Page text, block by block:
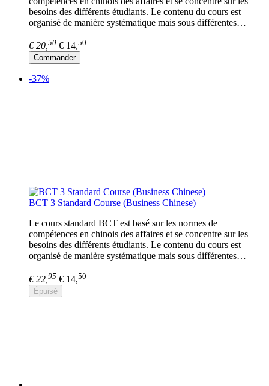
besoins des différents étudiants. Le contenu du cours est
organisé de manière systématique mais sous différentes…
€ 20, 50 € 14,50
Commander
-37%
BCT 3 Standard Course (Business Chinese)
Le cours standard BCT est basé sur les normes de
compétences en chinois des affaires et se concentre sur les
besoins des différents étudiants. Le contenu du cours est
organisé de manière systématique mais sous différentes…
€ 22, 95 € 14,50
Épuisé